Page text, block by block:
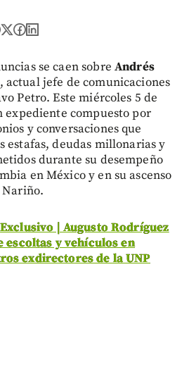
se caen sobre Andrés
, actual jefe de comunicaciones
Petro. Este miércoles 5 de
expediente compuesto por
y conversaciones que
estafas, deudas millonarias y
durante su desempeño
en México y en su ascenso
Nariño.
Exclusivo | Augusto Rodríguez
escoltas y vehículos en
exdirectores de la UNP